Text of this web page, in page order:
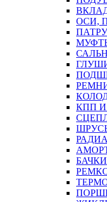
ОСИ,
КПП
БАЧКИ